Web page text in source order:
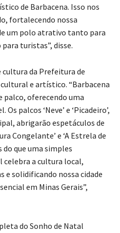
de Barbacena. Isso nos
fortalecendo nossa
um polo atrativo tanto para
turistas”, disse.
cultura da Prefeitura de
e artístico. “Barbacena
palco, oferecendo uma
palcos ‘Neve’ e ‘Picadeiro’,
abrigarão espetáculos de
Congelante’ e ‘A Estrela de
do que uma simples
celebra a cultura local,
e solidificando nossa cidade
em Minas Gerais”,
do Sonho de Natal